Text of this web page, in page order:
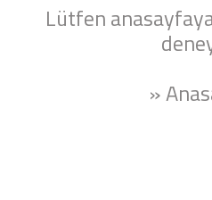
Lütfen
»